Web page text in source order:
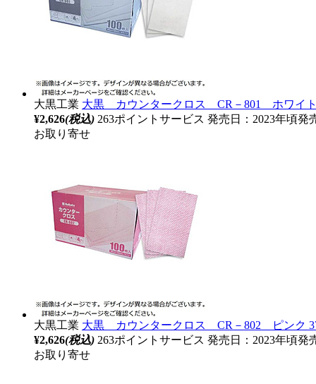
大黒工業 大黒 カウンタークロス CR－801 ホワイト
¥2,626(税込) 263ポイントサービス 発売日：2023年頃発
お取り寄せ
大黒工業 大黒 カウンタークロス CR－802 ピンク
¥2,626(税込) 263ポイントサービス 発売日：2023年頃発
お取り寄せ